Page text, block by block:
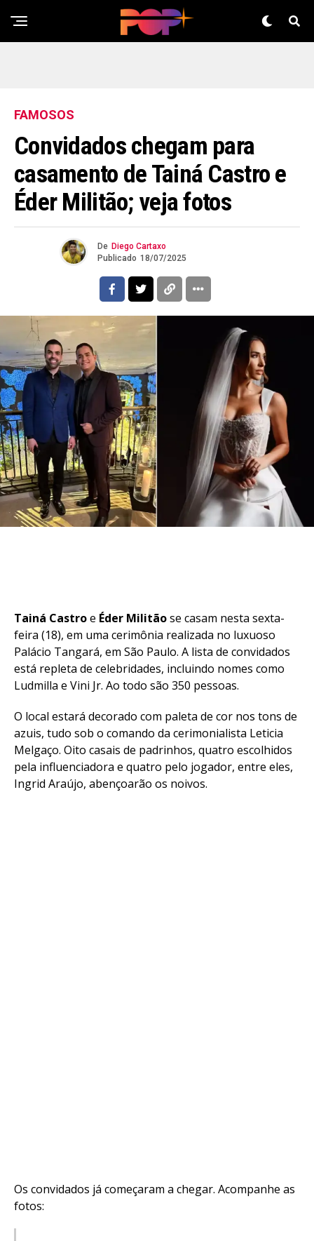
FAMOSOS
Convidados chegam para
casamento de Tainá Castro e
Éder Militão; veja fotos
De Diego Cartaxo
Publicado 18/07/2025
Tainá Castroe Éder Militãose casam nesta sexta-
feira (18), em uma cerimônia realizada no luxuoso
Palácio Tangará, em São Paulo. A lista de convidados
está repleta de celebridades, incluindo nomes como
Ludmilla e Vini Jr. Ao todo são 350 pessoas.
O local estará decorado com paleta de cor nos tons de
azuis, tudo sob o comando da cerimonialista Leticia
Melgaço. Oito casais de padrinhos, quatro escolhidos
pela influenciadora e quatro pelo jogador, entre eles,
Ingrid Araújo, abençoarão os noivos.
Os convidados já começaram a chegar. Acompanhe as
fotos:
Flipboard
Reddit
Pinterest
Whatsapp
Email